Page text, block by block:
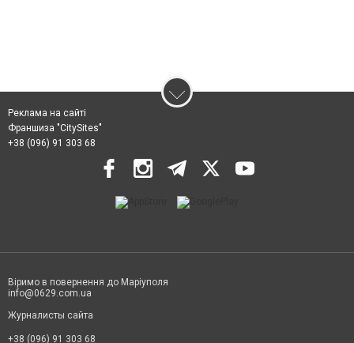
Реклама на сайті
Франшиза "CitySites"
+38 (096) 91 303 68
Віримо в повернення до Маріуполя
info@0629.com.ua
Журналисты сайта
+38 (096) 91 303 68